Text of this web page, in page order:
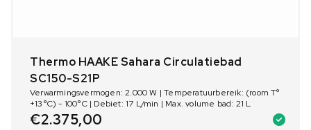
Thermo HAAKE Sahara Circulatiebad
SC150-S21P
Verwarmingsvermogen: 2.000 W | Temperatuurbereik: (room T°
+13°C) - 100°C | Debiet: 17 L/min | Max. volume bad: 21 L
€2.375,00